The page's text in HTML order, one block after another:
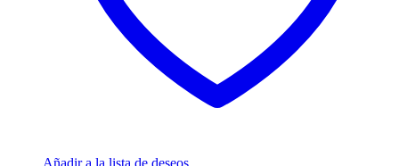
Añadir a la lista de deseos